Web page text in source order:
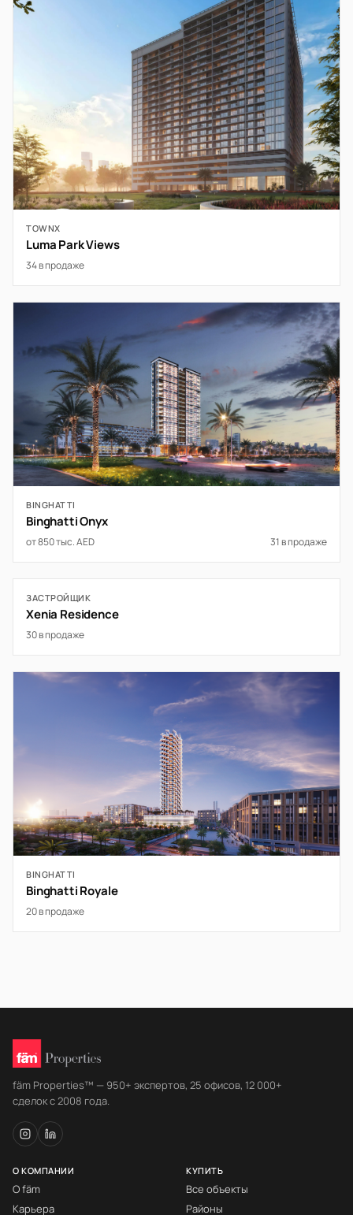
TOWNX
Luma Park Views
34 в продаже
BINGHATTI
Binghatti Onyx
от 850 тыс. AED 31 в продаже
ЗАСТРОЙЩИК
Xenia Residence
30 в продаже
BINGHATTI
Binghatti Royale
20 в продаже
fäm Properties™ — 950+ экспертов, 25 офисов, 12 000+
сделок с 2008 года.
О КОМПАНИИ
О fäm
Карьера
КУПИТЬ
Все объекты
Районы